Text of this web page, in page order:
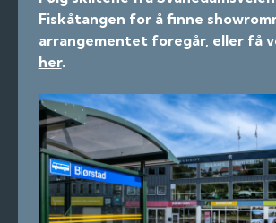
Fiskåtangen for å finne
arrangementet foregår, eller få
her.